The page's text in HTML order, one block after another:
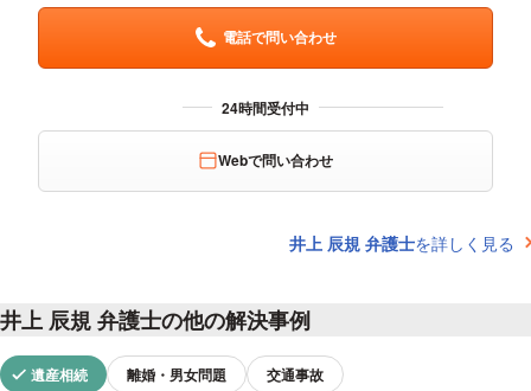
電話で問い合わせ
Webで問い合わせ
井上 辰規 弁護士を詳しく見る
井上 辰規 弁護士の他の解決事例
遺産相続 離婚・男女問題 交通事故